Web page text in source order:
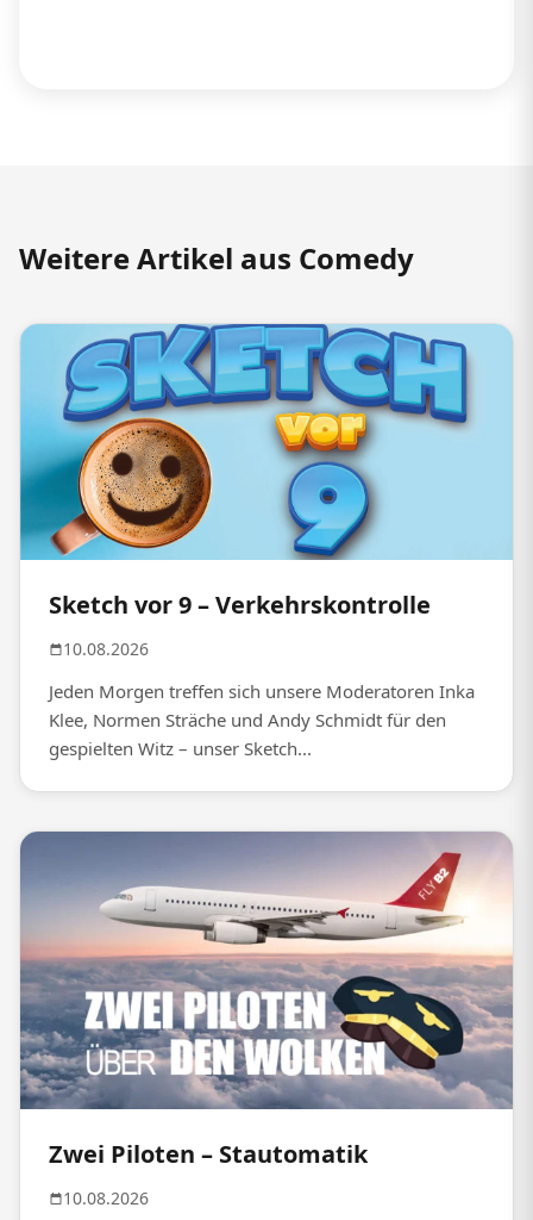
Weitere Artikel aus Comedy
Sketch vor 9 – Verkehrskontrolle
10.08.2026
Jeden Morgen treffen sich unsere Moderatoren Inka
Klee, Normen Sträche und Andy Schmidt für den
gespielten Witz – unser Sketch...
Zwei Piloten – Stautomatik
10.08.2026